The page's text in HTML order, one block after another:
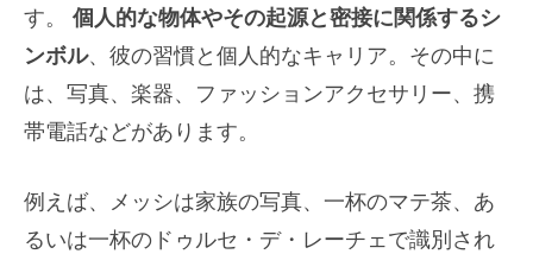
す。 個人的な物体やその起源と密接に関係するシ
ンボル、彼の習慣と個人的なキャリア。その中に
は、写真、楽器、ファッションアクセサリー、携
帯電話などがあります。
例えば、メッシは家族の写真、一杯のマテ茶、あ
るいは一杯のドゥルセ・デ・レーチェで識別され